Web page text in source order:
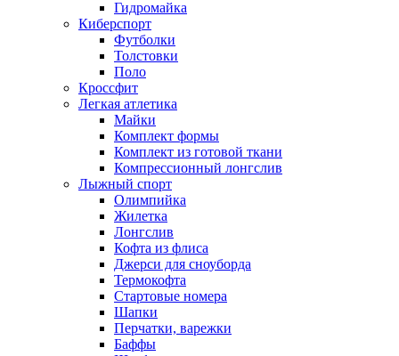
Гидромайка
Киберспорт
Футболки
Толстовки
Поло
Кроссфит
Легкая атлетика
Майки
Комплект формы
Комплект из готовой ткани
Компрессионный лонгслив
Лыжный спорт
Олимпийка
Жилетка
Лонгслив
Кофта из флиса
Джерси для сноуборда
Термокофта
Стартовые номера
Шапки
Перчатки, варежки
Баффы